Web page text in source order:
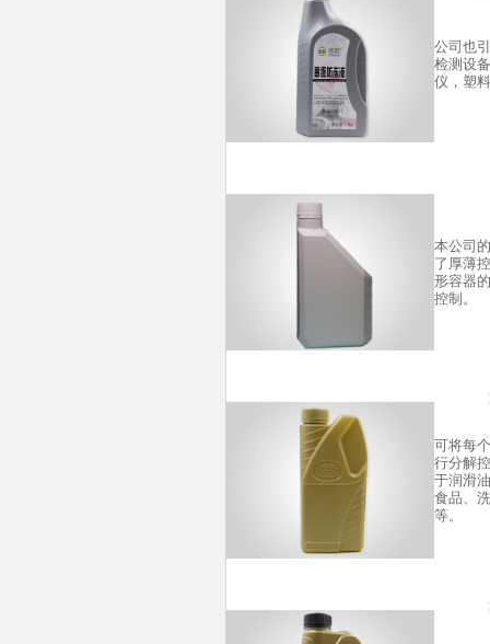
公司也
检测设
仪，塑
本公司
了厚薄
形容器
控制。
可将每
行分解
于润滑
食品、
等。